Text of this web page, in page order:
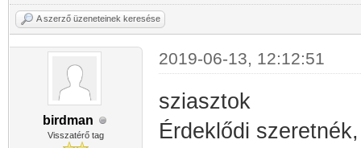
A szerző üzeneteinek keresése
birdman
Visszatérő tag
2019-06-13, 12:12:51
sziasztok
Érdeklődi